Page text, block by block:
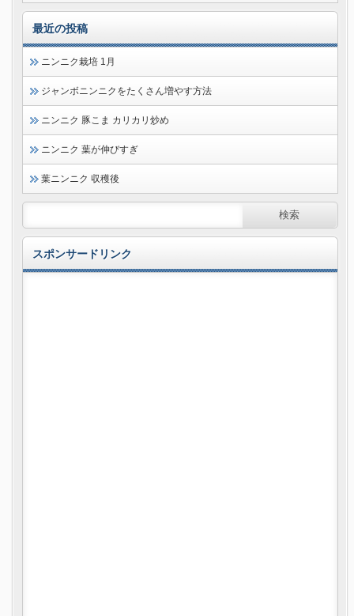
最近の投稿
ニンニク栽培 1月
ジャンボニンニクをたくさん増やす方法
ニンニク 豚こま カリカリ炒め
ニンニク 葉が伸びすぎ
葉ニンニク 収穫後
スポンサードリンク